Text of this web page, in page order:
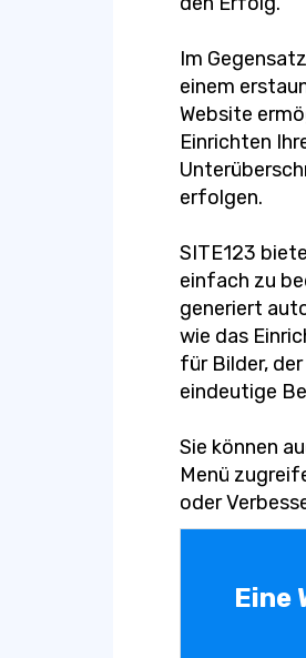
Im
einem
Website
Einrichten
erfolgen.
SITE123
einfach zu
generiert
wie das
für Bilder,
eindeutige
Sie können
Menü
oder
Eine